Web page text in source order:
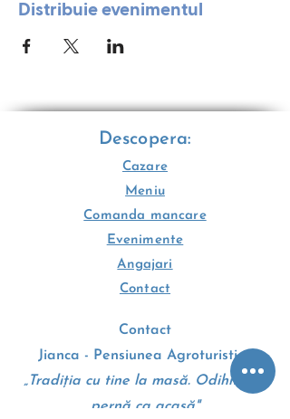
Distribuie evenimentul
Descopera:
Cazare
Meniu
Comanda mancare
Evenimente
Angajari
Contact
Contact
Jianca - Pensiunea Agroturistica
„Tradiția cu tine la masă. Odihnă pe
pernă ca acasă"